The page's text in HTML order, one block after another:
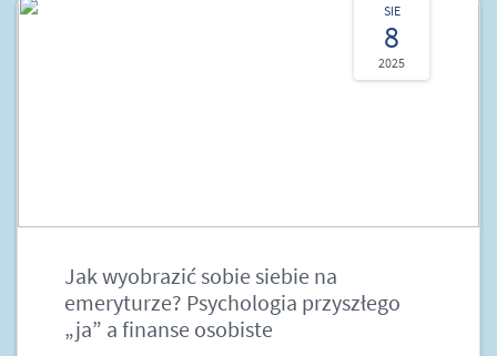
SIE
8
2025
Jak wyobrazić sobie siebie na
emeryturze? Psychologia przyszłego
„ja” a finanse osobiste